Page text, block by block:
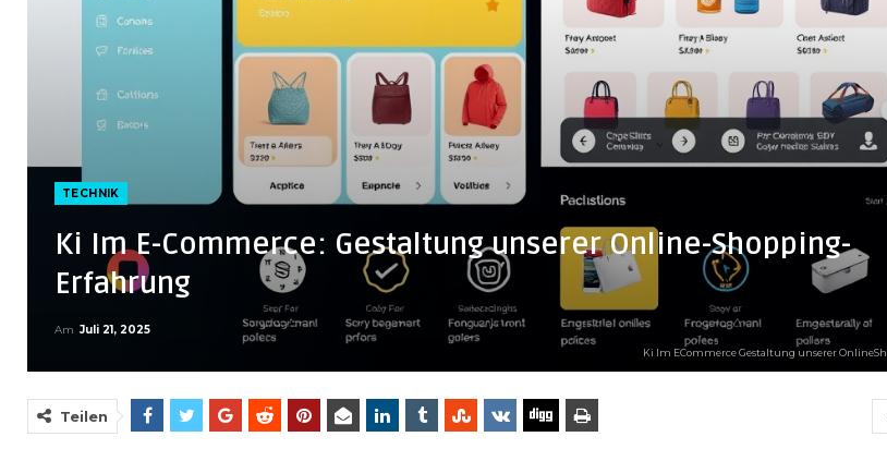
TECHNIK
Ki Im E-Commerce: Gestaltung unserer Online-Shopping-
Erfahrung
Am Juli 21, 2025
Ki Im ECommerce Gestaltung unserer
Teilen